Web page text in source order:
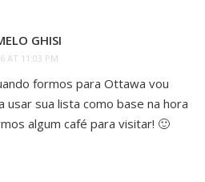
GHISI
AT 11:03 PM
formos para Ottawa vou
usar sua lista como base na hora
algum café para visitar! 🙂